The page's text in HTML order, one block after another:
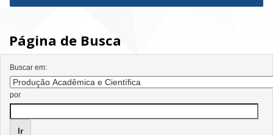
Página de Busca
Buscar em:
por